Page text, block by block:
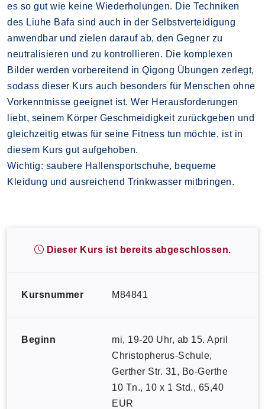
es so gut wie keine Wiederholungen. Die Techniken
des Liuhe Bafa sind auch in der Selbstverteidigung
anwendbar und zielen darauf ab, den Gegner zu
neutralisieren und zu kontrollieren. Die komplexen
Bilder werden vorbereitend in Qigong Übungen zerlegt,
sodass dieser Kurs auch besonders für Menschen ohne
Vorkenntnisse geeignet ist. Wer Herausforderungen
liebt, seinem Körper Geschmeidigkeit zurückgeben und
gleichzeitig etwas für seine Fitness tun möchte, ist in
diesem Kurs gut aufgehoben.
Wichtig: saubere Hallensportschuhe, bequeme
Kleidung und ausreichend Trinkwasser mitbringen.
Dieser Kurs ist bereits abgeschlossen.
Kursnummer M84841
Beginn
mi, 19-20 Uhr, ab 15. April
Christopherus-Schule,
Gerther Str. 31, Bo-Gerthe
10 Tn., 10 x 1 Std., 65,40
EUR